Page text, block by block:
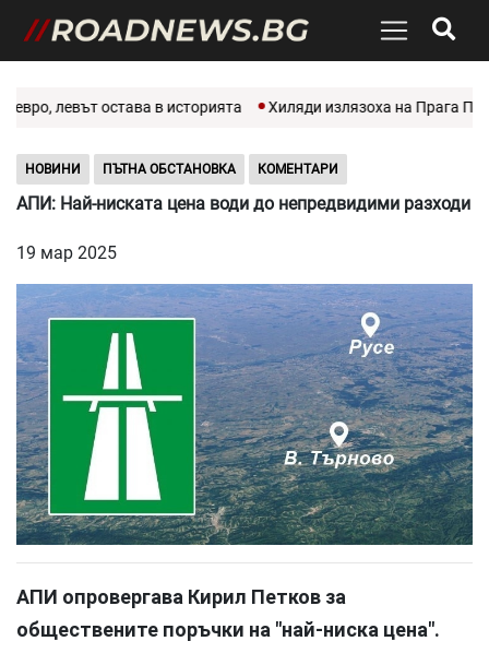
левът остава в историята Хиляди излязоха на Прага
НОВИНИ ПЪТНА ОБСТАНОВКА КОМЕНТАРИ
АПИ: Най-ниската цена води до непредвидими разходи
19 мар 2025
АПИ опровергава Кирил Петков за
обществените поръчки на "най-ниска цена".